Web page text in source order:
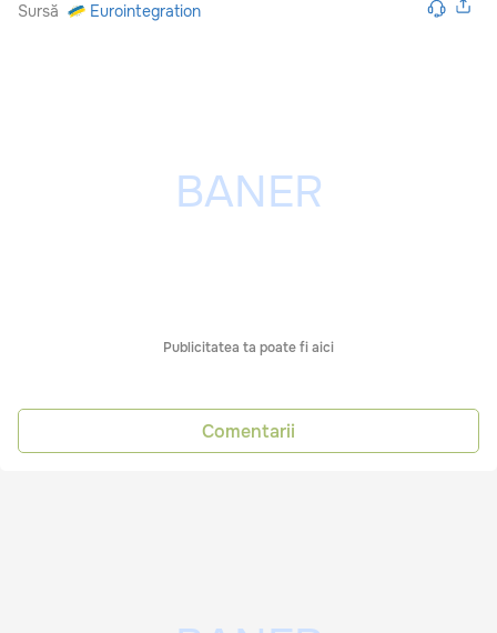
Sursă Eurointegration
Publicitatea ta poate fi aici
Comentarii